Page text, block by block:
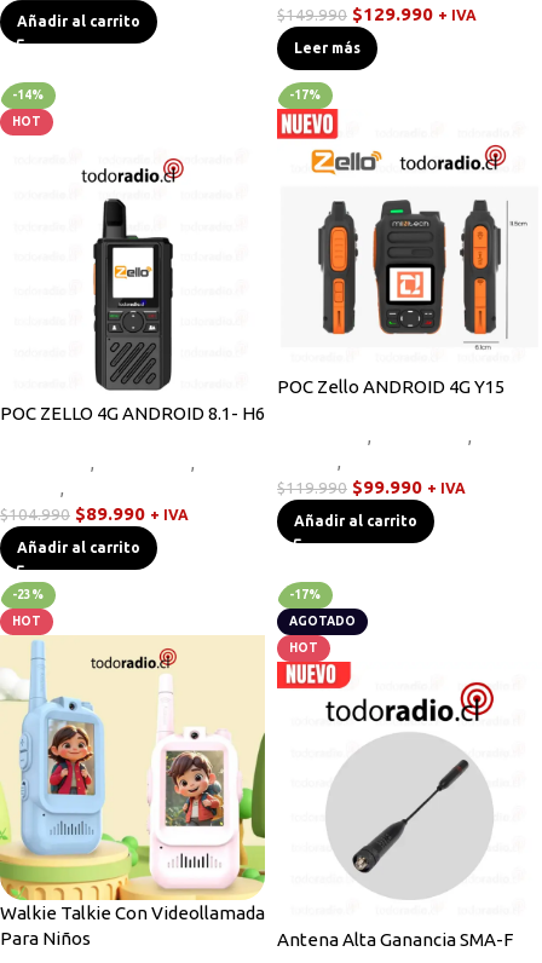
Añadir al carrito $149.990 $129.990 + IVA
Leer más
-14%
HOT
POC ZELLO 4G ANDROID 8.1- H6
, ,
,
$104.990 $89.990 + IVA
Añadir al carrito
-17%
POC Zello ANDROID 4G Y15
, ,
,
$119.990 $99.990 + IVA
Añadir al carrito
-23%
HOT
Walkie Talkie Con Videollamada
Para Niños
-17%
AGOTADO
HOT
Antena Alta Ganancia SMA-F